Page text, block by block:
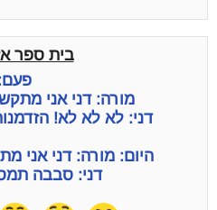
בית ספר
מורה: דני אני
דני: לא לא לא!
היום: מורה: דני אני
דני: סבבה